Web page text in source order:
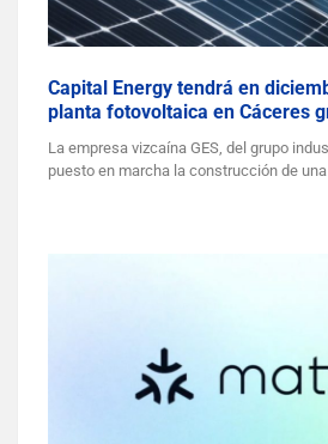
Capital Energy tendrá en
planta fotovoltaica en Cáceres
La empresa vizcaína GES, del grupo
puesto en marcha la construcción de